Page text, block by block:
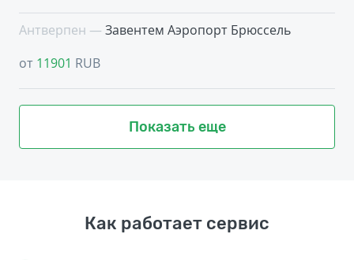
Антверпен — Завентем Аэропорт Брюссель
от 11901 RUB
Показать еще
Как работает сервис